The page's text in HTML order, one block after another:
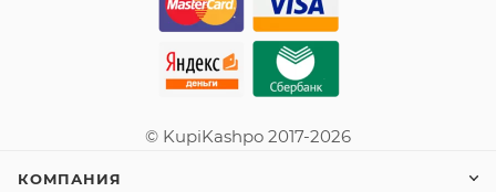
© KupiKashpo 2017-2026
КОМПАНИЯ